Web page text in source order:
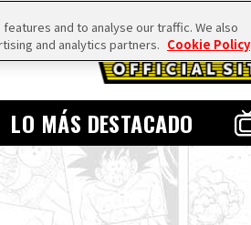
LO MÁS DESTACADO
and to analyse our traffic. We also
and analytics partners. Cookie Policy